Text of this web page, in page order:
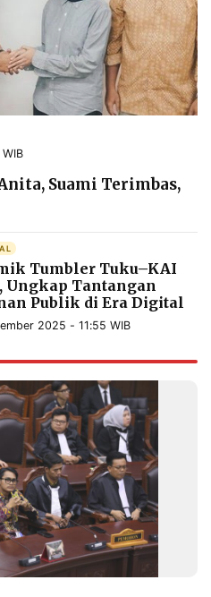
Suami Terimbas,
Tumbler Tuku–KAI
Ungkap Tantangan
Publik di Era Digital
2025 - 11:55 WIB